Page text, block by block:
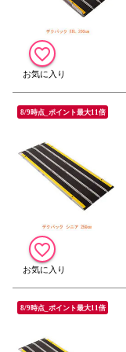
8/9時点_ポイント最大11倍
8/9時点_ポイント最大11倍